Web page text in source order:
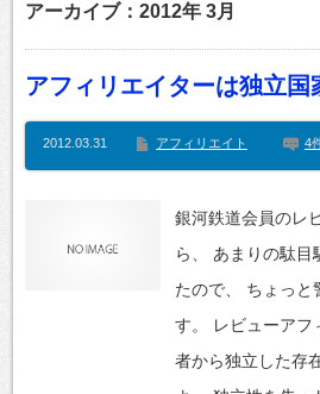
アーカイブ：2012年 3月
アフィリエイターは独立国
2012.03.31 アフィリエイト 4
銀河鉄道会員のレ
ら、 あまりの駄目
たので、 ちょっと
す。 レビューアフ
者から独立した存